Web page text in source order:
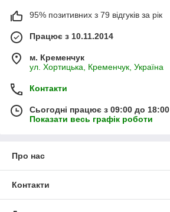
95% позитивних з 79 відгуків за рік
Працює з 10.11.2014
м. Кременчук
ул. Хортицька, Кременчук, Україна
Контакти
Сьогодні працює з 09:00 до 18:00
Показати весь графік роботи
Про нас
Контакти